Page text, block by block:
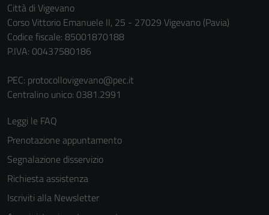
Città di Vigevano
Corso Vittorio Emanuele II, 25 - 27029 Vigevano (Pavia)
Codice fiscale: 85001870188
P.IVA: 00437580186
PEC: protocollovigevano@pec.it
Centralino unico: 0381.2991
Leggi le FAQ
Prenotazione appuntamento
Segnalazione disservizio
Richiesta assistenza
Iscriviti alla Newsletter